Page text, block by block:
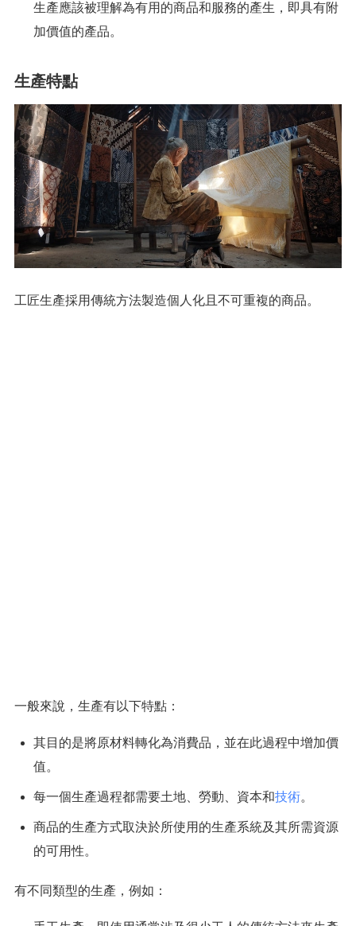
生產應該被理解為有用的商品和服務的產生，即具有附
加價值的產品。
生產特點
工匠生產採用傳統方法製造個人化且不可重複的商品。
一般來說，生產有以下特點：
其目的是將原材料轉化為消費品，並在此過程中增加價
值。
每一個生產過程都需要土地、勞動、資本和技術。
商品的生產方式取決於所使用的生產系統及其所需資源
的可用性。
有不同類型的生產，例如：